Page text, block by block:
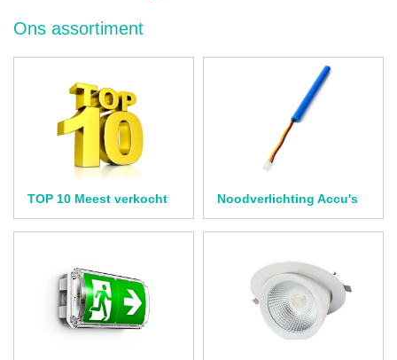
Ons assortiment
TOP 10 Meest verkocht Noodverlichting Accu's